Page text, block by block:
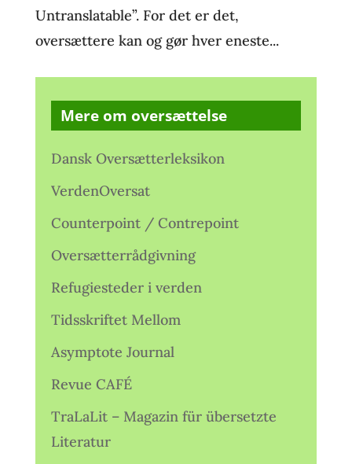
Untranslatable”. For det er det,
oversættere kan og gør hver eneste...
Mere om oversættelse
Dansk Oversætterleksikon
VerdenOversat
Counterpoint / Contrepoint
Oversætterrådgivning
Refugiesteder i verden
Tidsskriftet Mellom
Asymptote Journal
Revue CAFÉ
TraLaLit – Magazin für übersetzte
Literatur